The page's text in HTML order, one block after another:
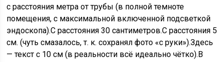
с расстояния метра от трубы (в полной темноте
помещения, с максимальной включенной подсветкой
эндоскопа).С расстояния 30 сантиметров.С расстояния 5
см. (чуть смазалось, т. к. сохранял фото «с руки»).Здесь
— текст с 10 см (в реальности всё идеально чётко).В